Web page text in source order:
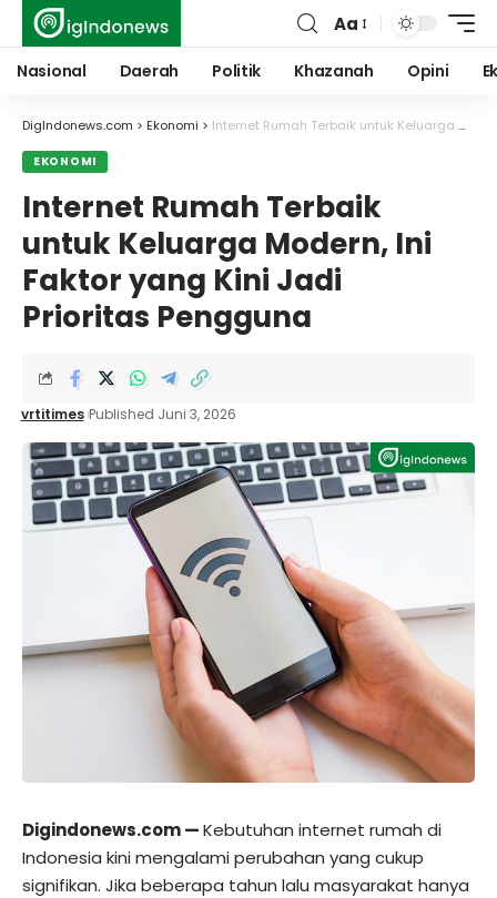
Font
Resizer
Aa
Nasional Daerah Politik Khazanah Opini
DigIndonews.com > Ekonomi > Internet Rumah Terbaik untuk Keluarga Modern, Ini Faktor yang Kini Jadi Prioritas Pengguna
EKONOMI
Internet Rumah Terbaik
untuk Keluarga Modern, Ini
Faktor yang Kini Jadi
Prioritas Pengguna
vrtitimes Published Juni 3, 2026
Digindonews.com —Kebutuhan internet rumah di
Indonesia kini mengalami perubahan yang cukup
signifikan. Jika beberapa tahun lalu masyarakat hanya